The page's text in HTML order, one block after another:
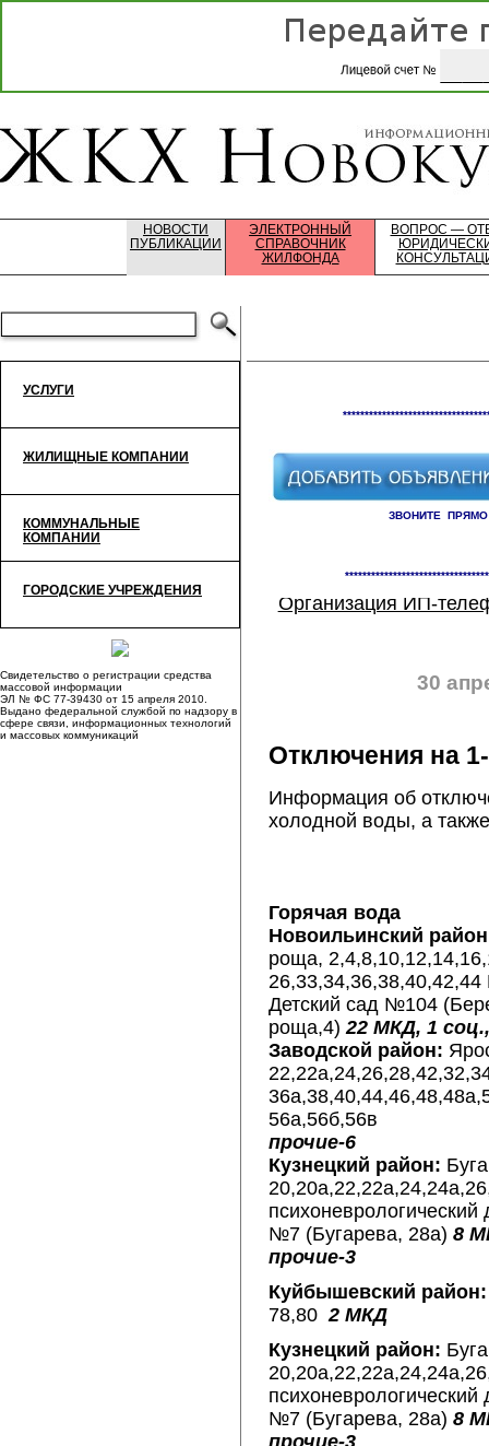
НОВОСТИ
ПУБЛИКАЦИИ
ЭЛЕКТРОННЫЙ
СПРАВОЧНИК
ЖИЛФОНДА
ВОПРОС —
УСЛУГИ
ЖИЛИЩНЫЕ КОМПАНИИ
КОММУНАЛЬНЫЕ
КОМПАНИИ
ГОРОДСКИЕ УЧРЕЖДЕНИЯ
Свидетельство о регистрации средства
массовой информации
ЭЛ № ФС 77-39430 от 15 апреля 2010.
Выдано федеральной службой по надзору в
сфере связи, информационных технологий
и массовых коммуникаций
ЗВОНИТЕ
Организация ИП-
30
Отключения на
Информация об
холодной воды, а
Горячая вода
Новоильинский
роща,
26,33,34,36,38,40,42,44
Детский сад №104
роща,4)22 МКД, 1
Заводской район:
прочие-6
Кузнецкий район:
психоневрологический
№7 (Бугарева, 28а) 8
прочие-3
Куйбышевский район:
78,802 МКД
Кузнецкий район:
психоневрологический
№7 (Бугарева, 28а) 8
прочие-3